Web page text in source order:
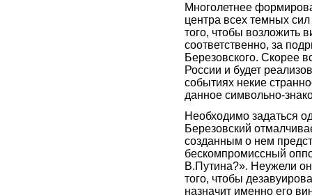
Многолетнее
центра всех темных
того, чтобы возложить
соответственно, за
Березовского. Скорее
России и будет
событиях некие
данное символьно-
Необходимо задаться
Березовский
созданным о нем
бескомпромиссный
В.Путина?». Неужели он
того, чтобы
назначит именно его